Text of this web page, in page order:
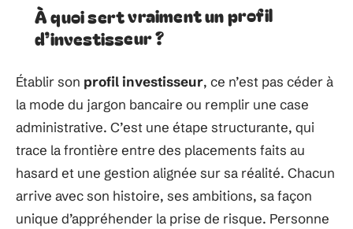
À quoi sert vraiment un profil
d’investisseur ?
Établir son profil investisseur, ce n’est pas céder à
la mode du jargon bancaire ou remplir une case
administrative. C’est une étape structurante, qui
trace la frontière entre des placements faits au
hasard et une gestion alignée sur sa réalité. Chacun
arrive avec son histoire, ses ambitions, sa façon
unique d’appréhender la prise de risque. Personne